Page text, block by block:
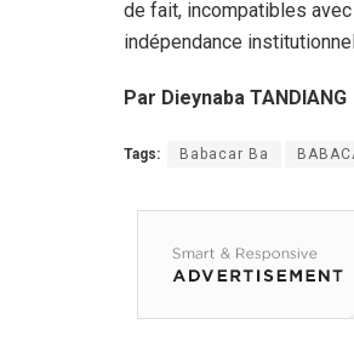
de fait, incompatibles
indépendance
Par Dieynaba TANDIANG
Tags: Babacar Ba